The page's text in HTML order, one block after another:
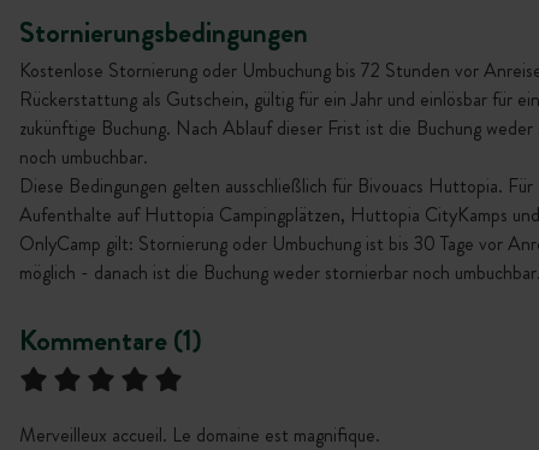
Stornierungsbedingungen
Kostenlose Stornierung oder Umbuchung bis 72 Stunden vor
Rückerstattung als Gutschein, gültig für ein Jahr und einlösbar für
zukünftige Buchung. Nach Ablauf dieser Frist ist die Buchung
noch umbuchbar.
Diese Bedingungen gelten ausschließlich für Bivouacs Huttopia. Für
Aufenthalte auf Huttopia Campingplätzen, Huttopia CityKamps und
OnlyCamp gilt: Stornierung oder Umbuchung ist bis 30 Tage vor
möglich - danach ist die Buchung weder stornierbar noch
Kommentare (1)
Merveilleux accueil. Le domaine est magnifique.